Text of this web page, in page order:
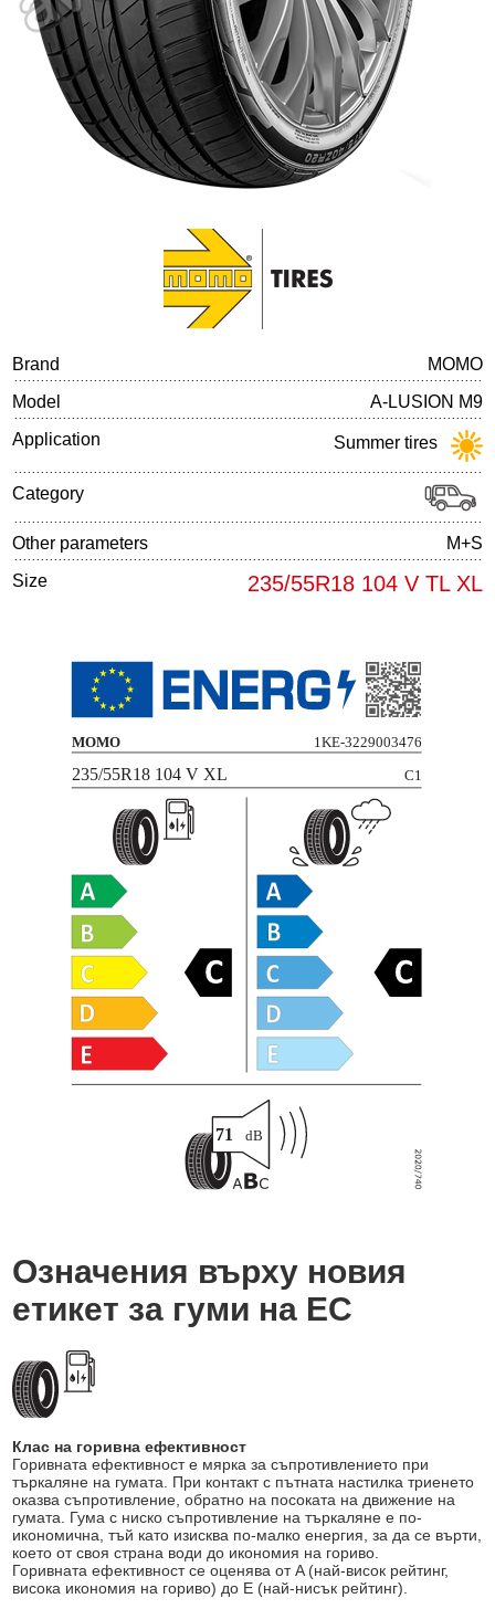
Tire balancing
Brand
MOMO
Model
A-LUSION M9
Application
Summer tires
Category
Other parameters
M+S
Size
235/55R18 104 V TL XL
Означения върху новия
етикет за гуми на ЕС
Клас на горивна ефективност
Горивната ефективност е мярка за съпротивлението при
търкаляне на гумата. При контакт с пътната настилка триенето
оказва съпротивление, обратно на посоката на движение на
гумата. Гума с ниско съпротивление на търкаляне е по-
икономична, тъй като изисква по-малко енергия, за да се върти,
което от своя страна води до икономия на гориво.
Горивната ефективност се оценява от A (най-висок рейтинг,
висока икономия на гориво) до E (най-нисък рейтинг).